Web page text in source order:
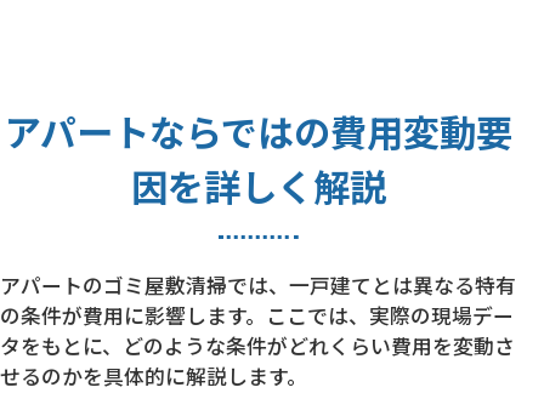
アパートならではの費用変動要
因を詳しく解説
アパートのゴミ屋敷清掃では、一戸建てとは異なる特有
の条件が費用に影響します。ここでは、実際の現場デー
タをもとに、どのような条件がどれくらい費用を変動さ
せるのかを具体的に解説します。